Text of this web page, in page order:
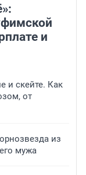
и
и скейте. Как
от
из
мужа